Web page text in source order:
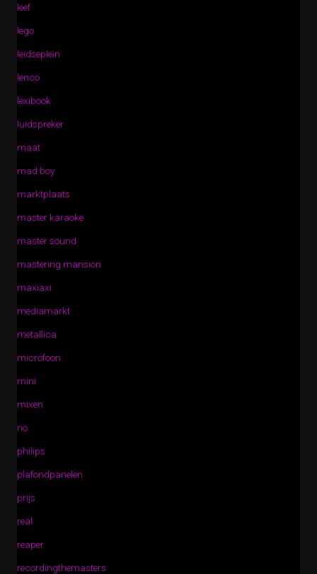
leef
lego
leidseplein
lenco
lexibook
luidspreker
maat
mad boy
marktplaats
master karaoke
master sound
mastering mansion
maxiaxi
mediamarkt
metallica
microfoon
mini
mixen
no
philips
plafondpanelen
prijs
real
reaper
recordingthemasters